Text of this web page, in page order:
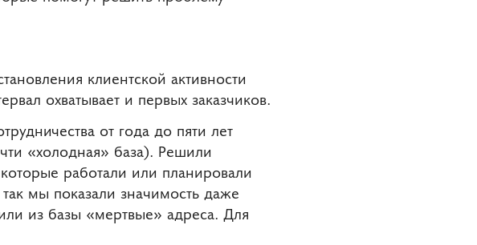
клиентской активности
охватывает и первых заказчиков.
от года до пяти лет
«холодная» база). Решили
работали или планировали
мы показали значимость даже
из базы «мертвые» адреса. Для